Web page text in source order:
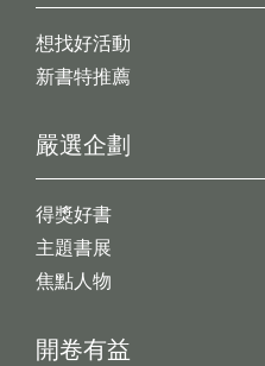
想找好活動
新書特推薦
開卷有益
嚴選企劃
得獎好書
主題書展
焦點人物